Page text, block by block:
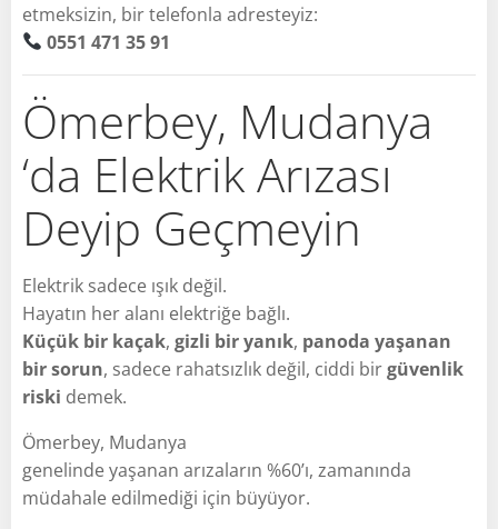
etmeksizin, bir telefonla adresteyiz:
0551 471 35 91
Ömerbey, Mudanya
‘da Elektrik Arızası
Deyip Geçmeyin
Elektrik sadece ışık değil.
Hayatın her alanı elektriğe bağlı.
Küçük bir kaçak, gizli bir yanık, panoda yaşanan
bir sorun, sadece rahatsızlık değil, ciddi birgüvenlik
riski demek.
Ömerbey, Mudanya
genelinde yaşanan arızaların %60’ı, zamanında
müdahale edilmediği için büyüyor.